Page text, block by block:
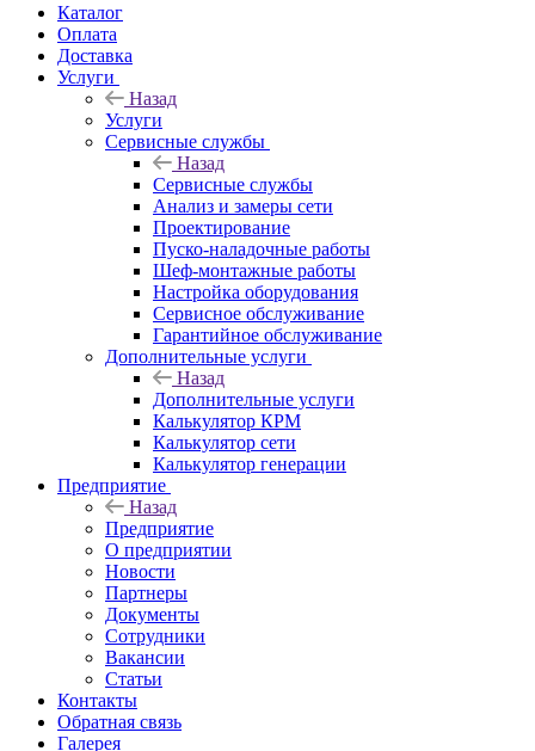
Каталог
Оплата
Доставка
Услуги
Назад
Услуги
Сервисные службы
Назад
Сервисные службы
Анализ и замеры сети
Проектирование
Пуско-наладочные работы
Шеф-монтажные работы
Настройка оборудования
Сервисное обслуживание
Гарантийное обслуживание
Дополнительные услуги
Назад
Дополнительные услуги
Калькулятор КРМ
Калькулятор сети
Калькулятор генерации
Предприятие
Назад
Предприятие
О предприятии
Новости
Партнеры
Документы
Сотрудники
Вакансии
Статьи
Контакты
Обратная связь
Галерея